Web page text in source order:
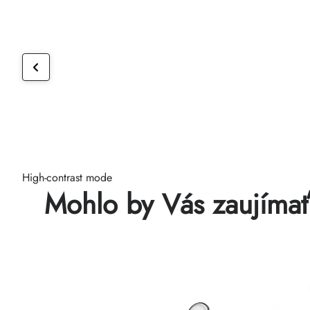
High-contrast mode
Mohlo by Vás zaujímať